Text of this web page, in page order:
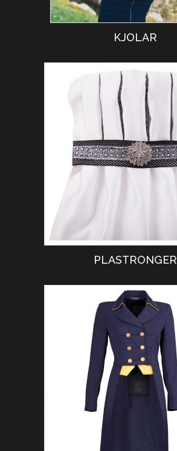
KJOLAR
PLASTRONGER